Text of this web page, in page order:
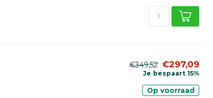
€349,52 €297,09
Je bespaart 15%
Op voorraad